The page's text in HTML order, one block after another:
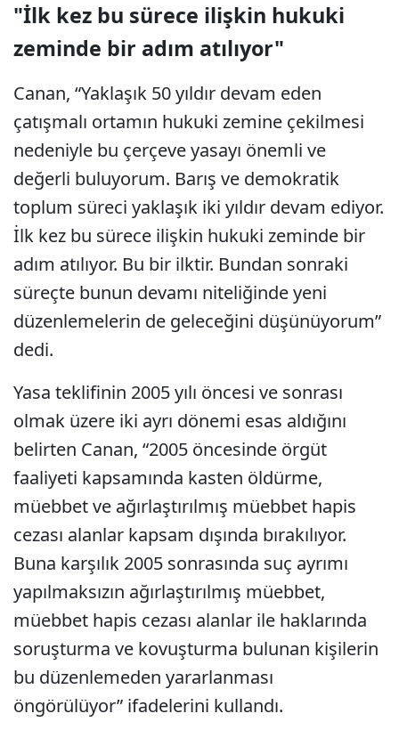
"İlk kez bu sürece ilişkin hukuki
zeminde bir adım atılıyor"
Canan, “Yaklaşık 50 yıldır devam eden
çatışmalı ortamın hukuki zemine çekilmesi
nedeniyle bu çerçeve yasayı önemli ve
değerli buluyorum. Barış ve demokratik
toplum süreci yaklaşık iki yıldır devam ediyor.
İlk kez bu sürece ilişkin hukuki zeminde bir
adım atılıyor. Bu bir ilktir. Bundan sonraki
süreçte bunun devamı niteliğinde yeni
düzenlemelerin de geleceğini düşünüyorum”
dedi.
Yasa teklifinin 2005 yılı öncesi ve sonrası
olmak üzere iki ayrı dönemi esas aldığını
belirten Canan, “2005 öncesinde örgüt
faaliyeti kapsamında kasten öldürme,
müebbet ve ağırlaştırılmış müebbet hapis
cezası alanlar kapsam dışında bırakılıyor.
Buna karşılık 2005 sonrasında suç ayrımı
yapılmaksızın ağırlaştırılmış müebbet,
müebbet hapis cezası alanlar ile haklarında
soruşturma ve kovuşturma bulunan kişilerin
bu düzenlemeden yararlanması
öngörülüyor” ifadelerini kullandı.